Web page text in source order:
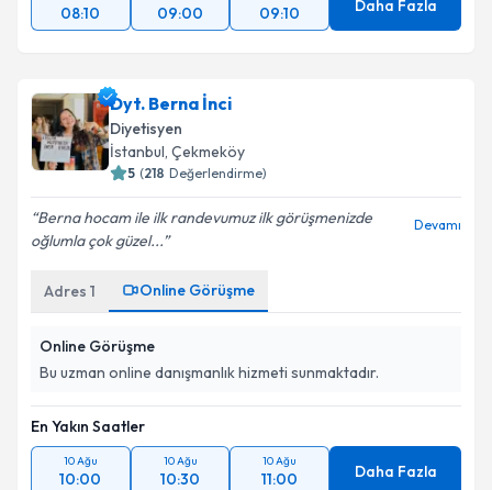
08:10 09:00 09:10 Daha Fazla
Dyt. Berna İnci
Diyetisyen
İstanbul, Çekmeköy
5 (218 Değerlendirme)
Berna hocam ile ilk randevumuz ilk görüşmenizde
oğlumla çok güzel...
Devamı
Adres 1 Online Görüşme
Online Görüşme
Bu uzman online danışmanlık hizmeti sunmaktadır.
En Yakın Saatler
10 Ağu
10:00
10 Ağu
10:30
10 Ağu
11:00 Daha Fazla